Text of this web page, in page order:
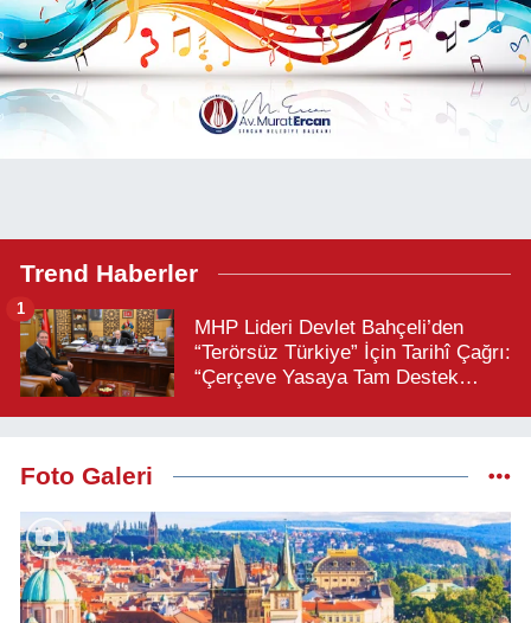
Trend Haberler
MHP Lideri Devlet Bahçeli’den
“Terörsüz Türkiye” İçin Tarihî Çağrı:
“Çerçeve Yasaya Tam Destek
1
Foto Galeri